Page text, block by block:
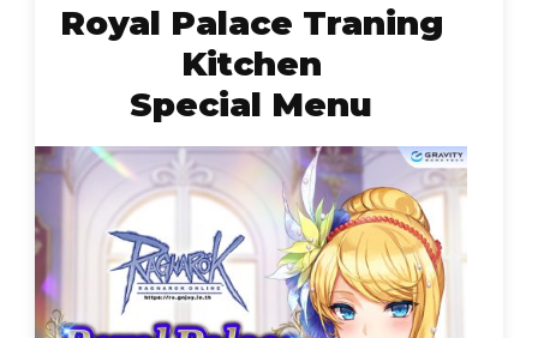
Royal Palace Traning
Kitchen
Special Menu